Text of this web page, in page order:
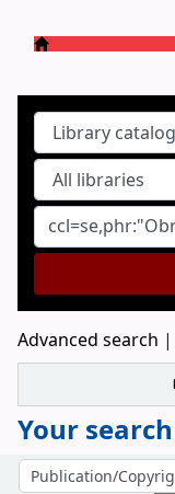
Advanced search
Your
Sort by: